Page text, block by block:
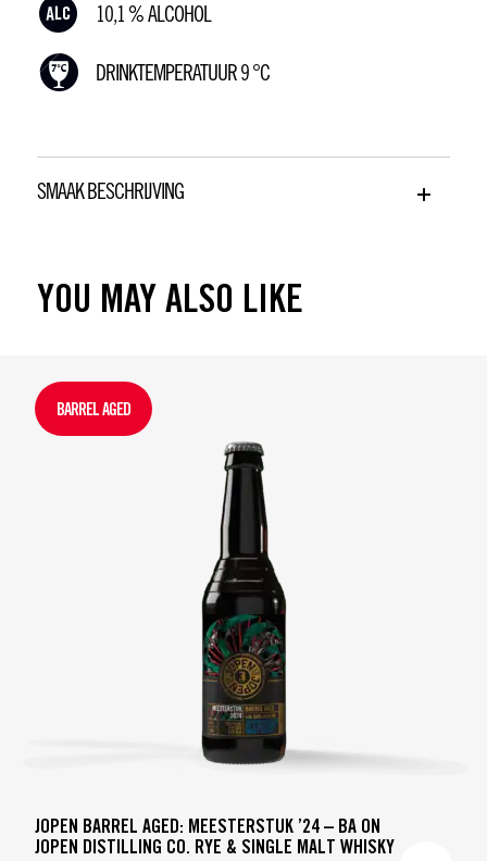
10,1 % ALCOHOL
DRINKTEMPERATUUR 9 °C
SMAAK BESCHRIJVING
YOU MAY ALSO LIKE
BARREL AGED
JOPEN BARREL AGED: MEESTERSTUK ’24 – BA ON
JOPEN DISTILLING CO. RYE & SINGLE MALT WHISKY